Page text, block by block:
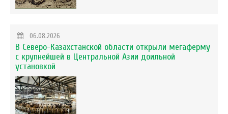
06.08.2026
В Северо-Казахстанской области открыли мегаферму
с крупнейшей в Центральной Азии доильной
установкой